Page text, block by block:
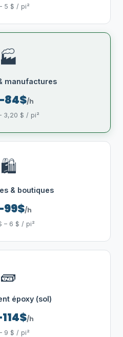
5 $ / pi²
🏭
manufactures
/h
3,20 $ / pi²
🛍️
& boutiques
/h
– 6 $ / pi²
🧱
époxy (sol)
/h
9 $ / pi²